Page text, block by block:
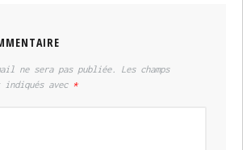
ne sera pas publiée.
Les champs
avec *